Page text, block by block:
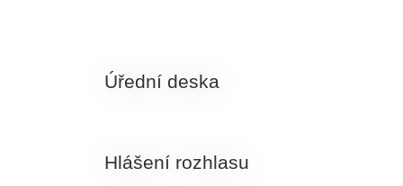
Úřední deska
Hlášení rozhlasu